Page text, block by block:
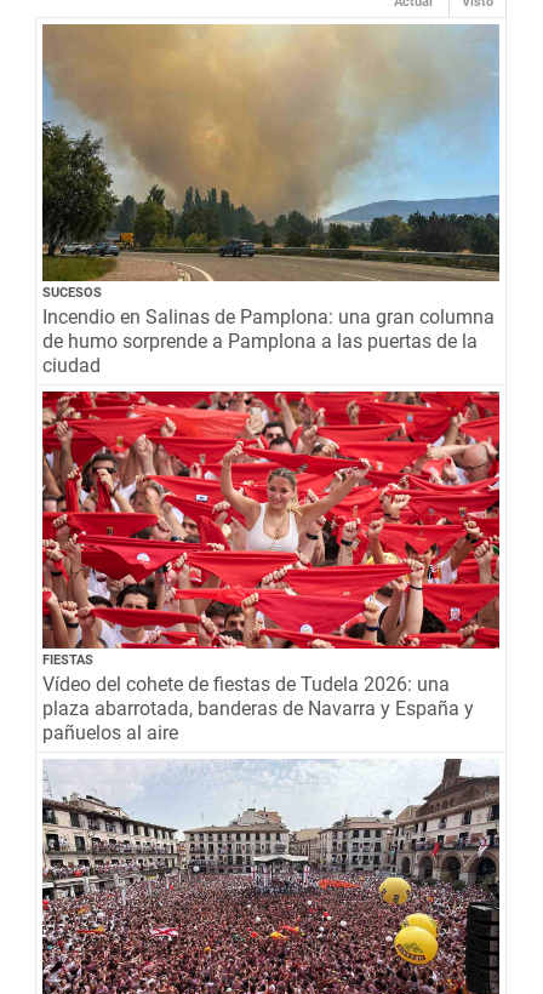
SUCESOS
Incendio en Salinas de Pamplona: una gran columna
de humo sorprende a Pamplona a las puertas de la
ciudad
FIESTAS
Vídeo del cohete de fiestas de Tudela 2026: una
plaza abarrotada, banderas de Navarra y España y
pañuelos al aire